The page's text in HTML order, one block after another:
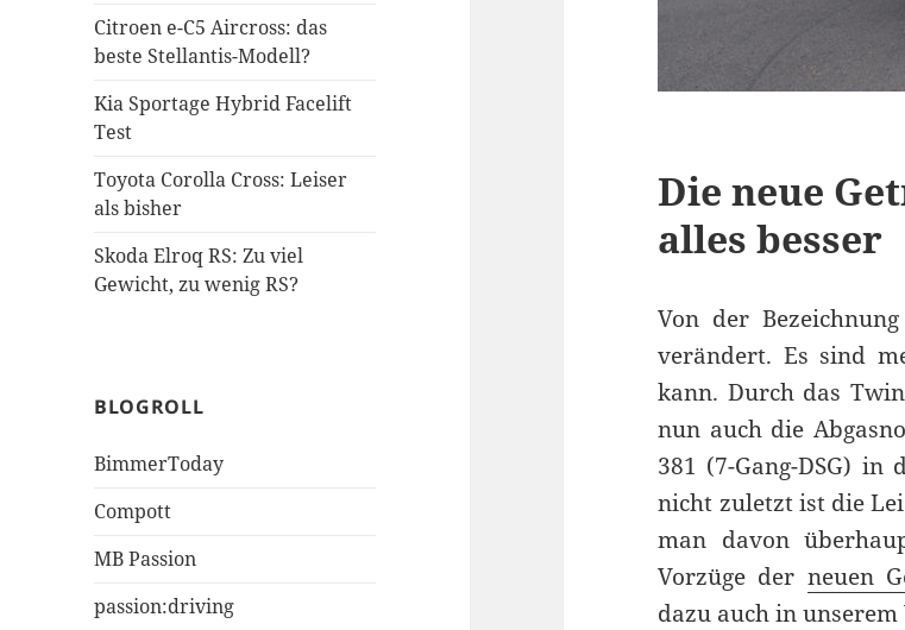
Citroen e-C5 Aircross: das
beste Stellantis-Modell?
Kia Sportage Hybrid Facelift
Test
Toyota Corolla Cross: Leiser
als bisher
Skoda Elroq RS: Zu viel
Gewicht, zu wenig RS?
BLOGROLL
BimmerToday
Compott
MB Passion
passion:driving
Die neue
alles besser
Von der
verändert. Es sind
kann. Durch das
nun auch die
381 (7-Gang-DSG) in
nicht zuletzt ist die
man davon
Vorzüge der neuen
dazu auch in